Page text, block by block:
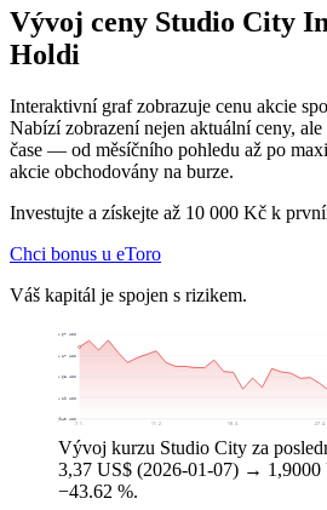
Vývoj ceny Studio City
Holdi
Interaktivní graf zobrazuje cenu akcie
Nabízí zobrazení nejen aktuální ceny,
čase — od měsíčního pohledu až po
akcie obchodovány na burze.
Investujte a získejte až 10 000 Kč k
Chci bonus u eToro
Váš kapitál je spojen s rizikem.
1,6940 US$
2,19 US$
2,68 US$
3,17 US$
3,67 US$
7. 1. 11. 2. 18. 3. 27. 4.
Vývoj kurzu Studio City za
3,37 US$ (2026-01-07) → 1,9000
−43.62 %.